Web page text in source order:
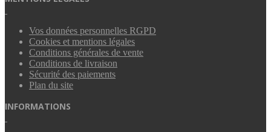
Vos données personnelles RGPD
Cookies et mentions légales
Conditions générales de vente
Conditions de livraison
Sécurité des paiements
Plan du site
INFORMATIONS